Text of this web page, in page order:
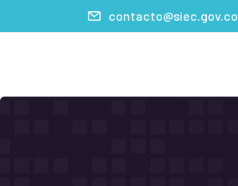
contacto@siec.gov.co